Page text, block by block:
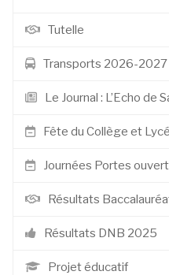
Tutelle
Transports 2026-2027
Le Journal : L’Echo de
Fête du Collège et
Journées Portes
Résultats
Résultats DNB 2025
Projet éducatif